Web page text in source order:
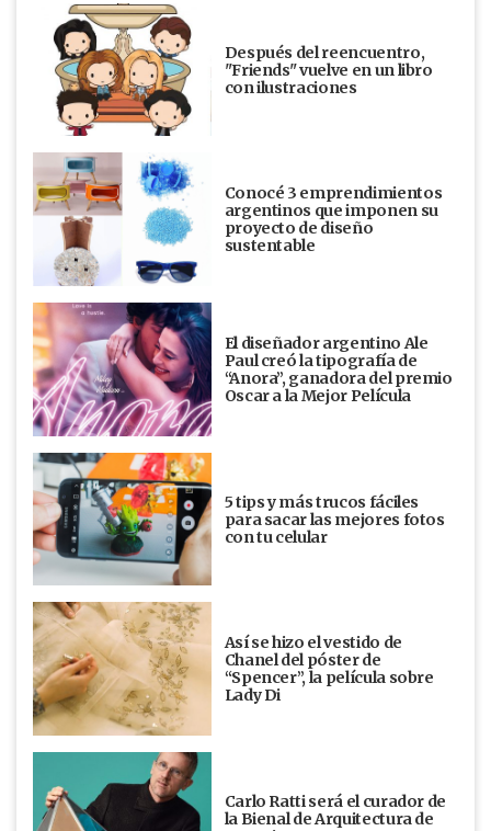
Después del reencuentro,
"Friends" vuelve en un libro
con ilustraciones
Conocé 3 emprendimientos
argentinos que imponen su
proyecto de diseño
sustentable
El diseñador argentino Ale
Paul creó la tipografía de
“Anora”, ganadora del premio
Oscar a la Mejor Película
5 tips y más trucos fáciles
para sacar las mejores fotos
con tu celular
Así se hizo el vestido de
Chanel del póster de
“Spencer”, la película sobre
Lady Di
Carlo Ratti será el curador de
la Bienal de Arquitectura de